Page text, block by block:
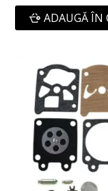
ADAUGĂ ÎN